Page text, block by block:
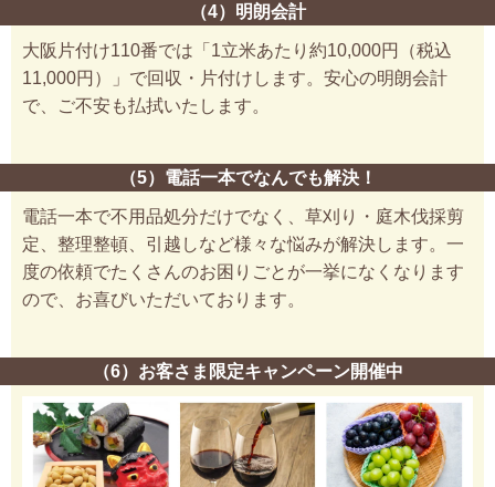
（4）明朗会計
大阪片付け110番では「1立米あたり約10,000円（税込
11,000円）」で回収・片付けします。安心の明朗会計
で、ご不安も払拭いたします。
（5）電話一本でなんでも解決！
電話一本で不用品処分だけでなく、草刈り・庭木伐採剪
定、整理整頓、引越しなど様々な悩みが解決します。一
度の依頼でたくさんのお困りごとが一挙になくなります
ので、お喜びいただいております。
（6）お客さま限定キャンペーン開催中